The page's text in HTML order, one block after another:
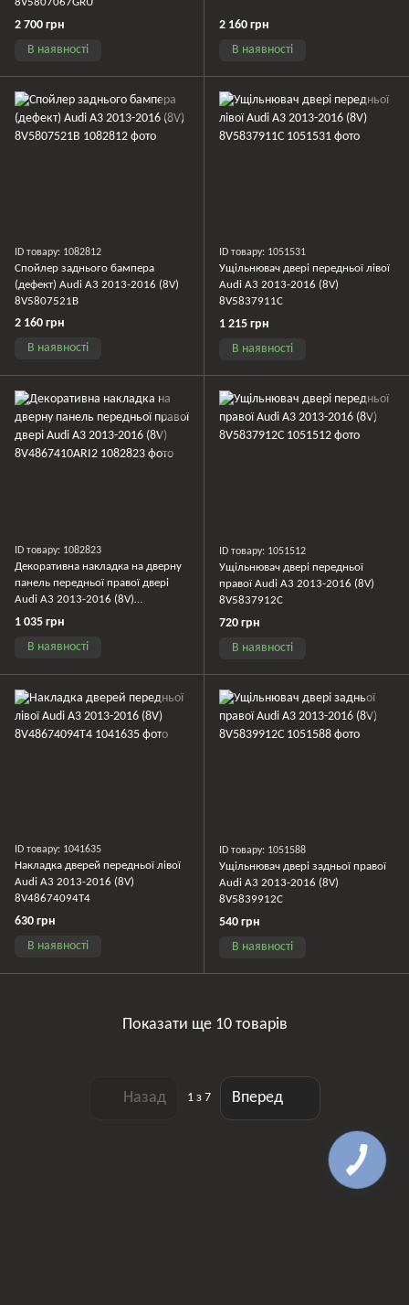
2 700 грн
В наявності
2 160 грн
В наявності
ID товару: 1082812
Спойлер заднього бампера
(дефект) Audi A3 2013-2016 (8V)
8V5807521B
2 160 грн
В наявності
ID товару: 1051531
Ущільнювач двері передньої лівої
Audi A3 2013-2016 (8V)
8V5837911C
1 215 грн
В наявності
ID товару: 1082823
Декоративна накладка на дверну
панель передньої правої двері
Audi A3 2013-2016 (8V)
8V4867410ARI2
1 035 грн
В наявності
ID товару: 1051512
Ущільнювач двері передньої
правої Audi A3 2013-2016 (8V)
8V5837912C
720 грн
В наявності
ID товару: 1041635
Накладка дверей передньої лівої
Audi A3 2013-2016 (8V)
8V48674094T4
630 грн
В наявності
ID товару: 1051588
Ущільнювач двері задньої правої
Audi A3 2013-2016 (8V)
8V5839912C
540 грн
В наявності
Показати ще 10 товарів
Назад 1з 7 Вперед